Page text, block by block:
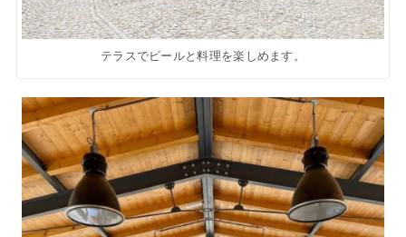
テラスでビールと料理を楽しめます。